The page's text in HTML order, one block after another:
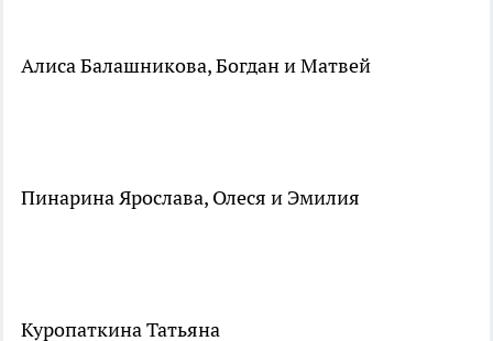
Алиса Балашникова, Богдан и Матвей
Пинарина Ярослава, Олеся и Эмилия
Куропаткина Татьяна